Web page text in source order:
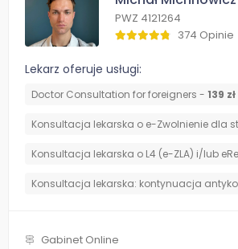
PWZ 4121264
374 Opinie
Lekarz oferuje usługi:
Doctor Consultation for foreigners - 139 zł
Konsultacja lekarska o e-Zwolnienie dla
Konsultacja lekarska o L4 (e-ZLA) i/lub
⁠Konsultacja lekarska: kontynuacja
Gabinet Online